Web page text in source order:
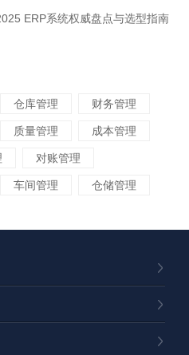
ERP系统权威盘点与选型指南
仓库管理 财务管理
质量管理 成本管理
对账管理
车间管理 仓储管理